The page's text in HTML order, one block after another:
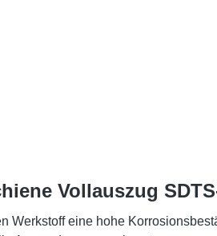
Vollauszug
Werkstoff eine hohe